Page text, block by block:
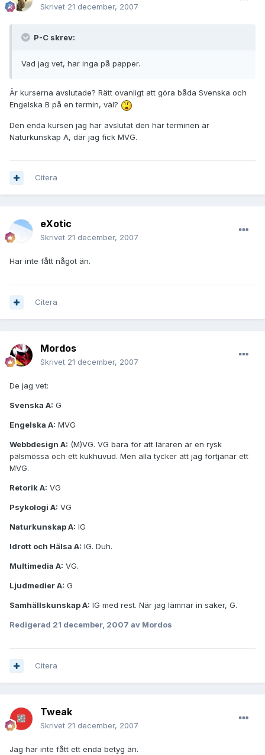
Skrivet 21 december, 2007
P-C skrev:
Vad jag vet, har inga på papper.
Är kurserna avslutade? Rätt ovanligt att göra båda Svenska och
Engelska B på en termin, väl?
Den enda kursen jag har avslutat den här terminen är
Naturkunskap A, där jag fick MVG.
Citera
eXotic
Skrivet 21 december, 2007
Har inte fått något än.
Citera
Mordos
Skrivet 21 december, 2007
De jag vet:
Svenska A: G
Engelska A: MVG
Webbdesign A: (M)VG. VG bara för att läraren är en rysk
pälsmössa och ett kukhuvud. Men alla tycker att jag förtjänar ett
MVG.
Retorik A: VG
Psykologi A: VG
Naturkunskap A: IG
Idrott och Hälsa A: IG. Duh.
Multimedia A: VG.
Ljudmedier A: G
Samhällskunskap A: IG med rest. När jag lämnar in saker, G.
Redigerad 21 december, 2007 av Mordos
Citera
Tweak
Skrivet 21 december, 2007
Jag har inte fått ett enda betyg än.